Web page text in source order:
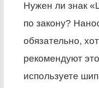
Нужен ли знак
по закону?
обязательно,
рекомендуют
используете